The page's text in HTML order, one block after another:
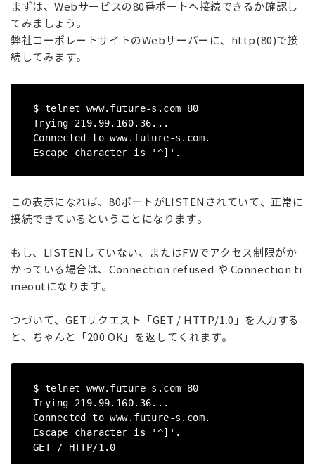
まずは、Webサービスの80番ポートへ接続できるか確認し
てみましょう。
弊社コーポレートサイトのWebサーバーに、http(80)で接
続してみます。
$ telnet www.future-s.com 80
Trying 219.99.160.36...
Connected to www.future-s.com.
Escape character is '^]'.
この表示になれば、80ポートがLISTENされていて、正常に
接続できているということになります。
もし、LISTENしていない、またはFWでアクセス制限がか
かっている場合は、Connection refused や Connection ti
meoutになります。
つづいて、GETリクエスト「GET / HTTP/1.0」を入力する
と、ちゃんと「200 OK」を返してくれます。
$ telnet www.future-s.com 80
Trying 219.99.160.36...
Connected to www.future-s.com.
Escape character is '^]'.
GET / HTTP/1.0